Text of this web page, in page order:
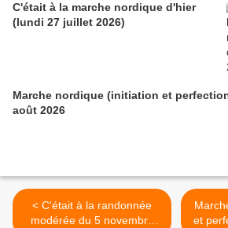
C'était à la marche nordique d'hier
(lundi 27 juillet 2026)
Marche nordique (initiation et
août 2026
< C'était à la randonnée
modérée du 5 novembre
et